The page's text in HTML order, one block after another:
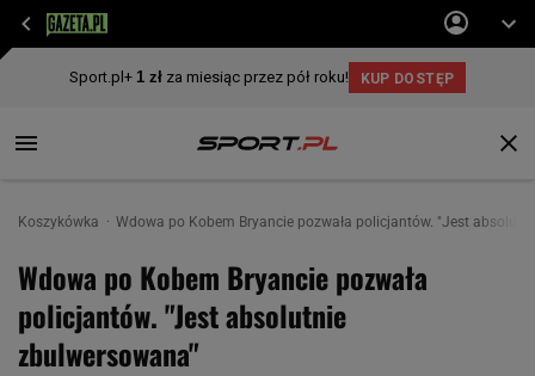
Koszykówka Wdowa po Kobem Bryancie pozwała policjantów. "Jest
Wdowa po Kobem Bryancie pozwała
policjantów. "Jest absolutnie
zbulwersowana"